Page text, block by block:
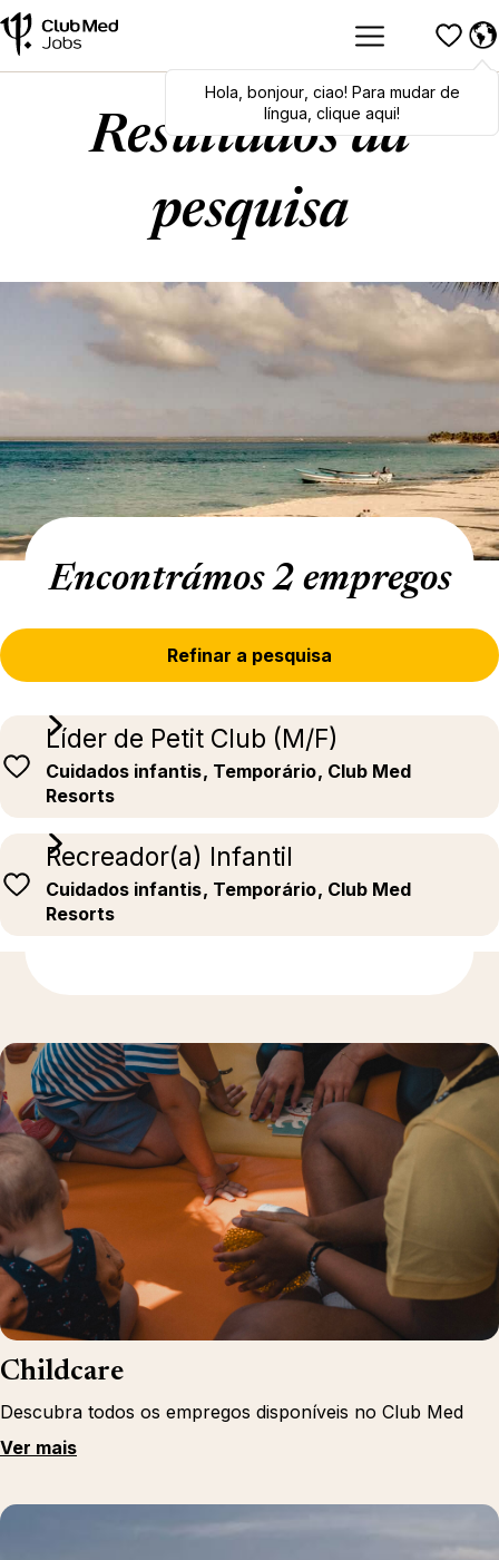
Hola,bonjour,ciao! To switch
languages, click here!
Hola bonjour, ciao! Para mudar de
língua, clique aqui!
Resultados da
pesquisa
Encontrámos 2 empregos
Refinar a pesquisa
Líder de Petit Club (M/F)
Cuidados infantis, Temporário, Club Med
Resorts
Recreador(a) Infantil
Cuidados infantis, Temporário, Club Med
Resorts
Childcare
Descubra todos os empregos disponíveis no Club Med
Ver mais